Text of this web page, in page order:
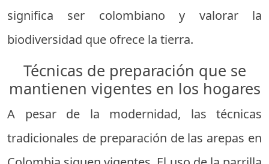
significa ser colombiano y valorar la
biodiversidad que ofrece la tierra.
Técnicas de preparación que se
mantienen vigentes en los hogares
A pesar de la modernidad, las técnicas
tradicionales de preparación de las arepas en